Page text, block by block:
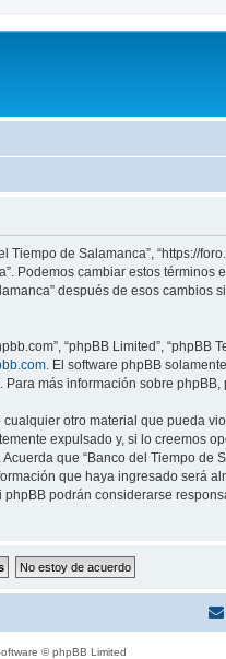
Tiempo de Salamanca”, “https://
Podemos cambiar estos
después de esos
“phpBB Limited”,
. El software phpBB
más información sobre phpBB,
otro material que pueda
expulsado y, si lo creemos
que “Banco del Tiempo de
que haya ingresado será
podrán considerarse
© phpBB Limited